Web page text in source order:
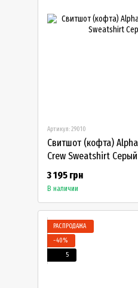
Артикул: 29010
Свитшот (кофта)
Crew Sweatshirt Серый
3 195 грн
В наличии
РАСПРОДАЖА
−40%
5